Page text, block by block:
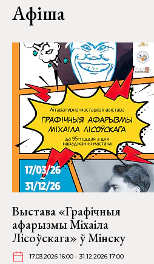
Афіша
Выстава «Графічныя
афарызмы Міхаіла
Лісоўскага» ў Мінску
17.03.2026 16:00 - 31.12.2026 17:00